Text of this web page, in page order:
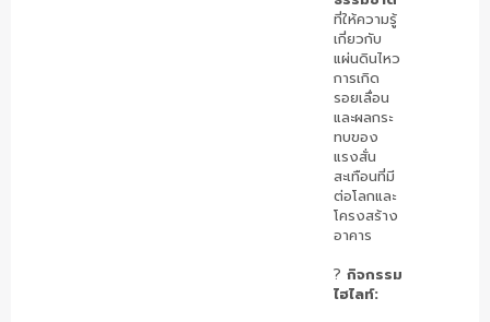
ที่ให้ความรู้
เกี่ยวกับ
แผ่นดินไหว
การเกิด
รอยเลื่อน
และผลกระ
ทบของ
แรงสั่น
สะเทือนที่มี
ต่อโลกและ
โครงสร้าง
อาคาร
? กิจกรรม
ไฮไลท์: